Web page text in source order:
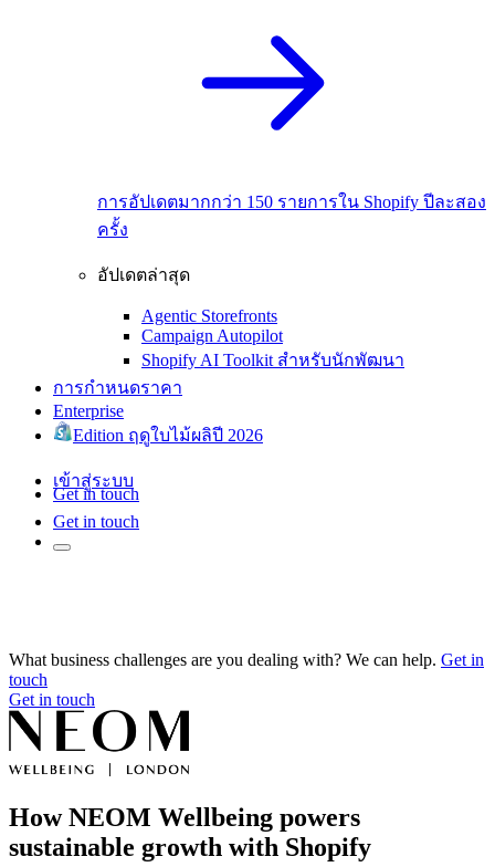
การอัปเดตมากกว่า 150 รายการใน Shopify ปีละสอง
ครั้ง
อัปเดตล่าสุด
Agentic Storefronts
Campaign Autopilot
Shopify AI Toolkit สำหรับนักพัฒนา
การกำหนดราคา
Enterprise
Edition ฤดูใบไม้ผลิปี 2026
เข้าสู่ระบบ
Get in touch
Get in touch
What business challenges are you dealing with? We can help. Get in
touch
Get in touch
How NEOM Wellbeing powers
sustainable growth with Shopify